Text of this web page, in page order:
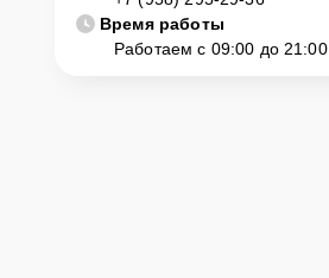
Время работы
Работаем с 09:00 до 21:00